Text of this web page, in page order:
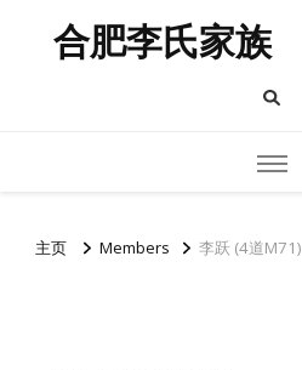
合肥李氏家族
主页 Members 李跃 (4道M71)